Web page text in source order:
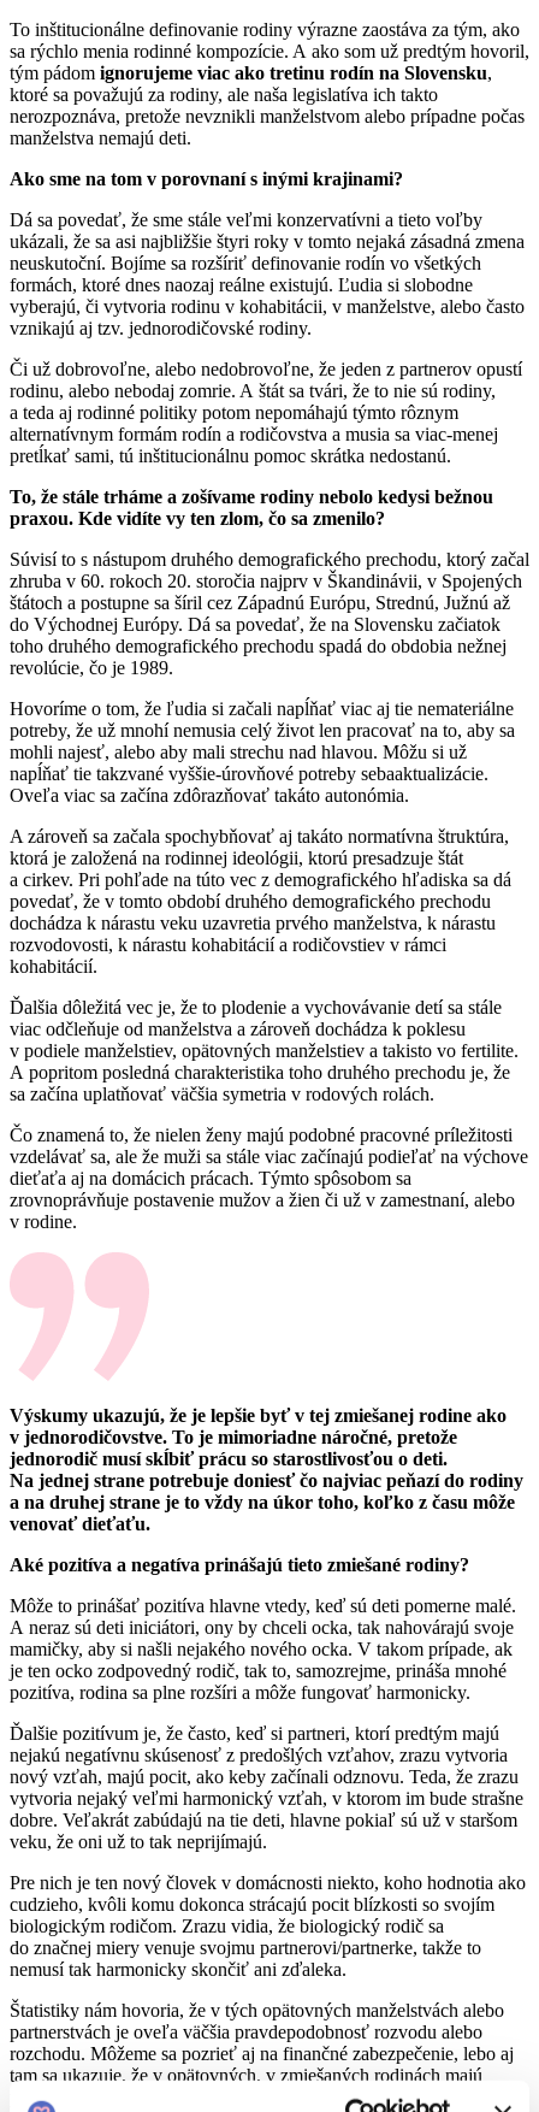
To inštitucionálne definovanie rodiny výrazne zaostáva za tým, ako
sa rýchlo menia rodinné kompozície. A ako som už predtým hovoril,
tým pádom ignorujeme viac ako tretinu rodín na Slovensku,
ktoré sa považujú za rodiny, ale naša legislatíva ich takto
nerozpoznáva, pretože nevznikli manželstvom alebo prípadne počas
manželstva nemajú deti.
Ako sme na tom v porovnaní s inými krajinami?
Dá sa povedať, že sme stále veľmi konzervatívni a tieto voľby
ukázali, že sa asi najbližšie štyri roky v tomto nejaká zásadná zmena
neuskutoční. Bojíme sa rozšíriť definovanie rodín vo všetkých
formách, ktoré dnes naozaj reálne existujú. Ľudia si slobodne
vyberajú, či vytvoria rodinu v kohabitácii, v manželstve, alebo často
vznikajú aj tzv. jednorodičovské rodiny.
Či už dobrovoľne, alebo nedobrovoľne, že jeden z partnerov opustí
rodinu, alebo nebodaj zomrie. A štát sa tvári, že to nie sú rodiny,
a teda aj rodinné politiky potom nepomáhajú týmto rôznym
alternatívnym formám rodín a rodičovstva a musia sa viac-menej
pretĺkať sami, tú inštitucionálnu pomoc skrátka nedostanú.
To, že stále trháme a zošívame rodiny nebolo kedysi bežnou
praxou. Kde vidíte vy ten zlom, čo sa zmenilo?
Súvisí to s nástupom druhého demografického prechodu, ktorý začal
zhruba v 60. rokoch 20. storočia najprv v Škandinávii, v Spojených
štátoch a postupne sa šíril cez Západnú Európu, Strednú, Južnú až
do Východnej Európy. Dá sa povedať, že na Slovensku začiatok
toho druhého demografického prechodu spadá do obdobia nežnej
revolúcie, čo je 1989.
Hovoríme o tom, že ľudia si začali napĺňať viac aj tie nemateriálne
potreby, že už mnohí nemusia celý život len pracovať na to, aby sa
mohli najesť, alebo aby mali strechu nad hlavou. Môžu si už
napĺňať tie takzvané vyššie-úrovňové potreby sebaaktualizácie.
Oveľa viac sa začína zdôrazňovať takáto autonómia.
A zároveň sa začala spochybňovať aj takáto normatívna štruktúra,
ktorá je založená na rodinnej ideológii, ktorú presadzuje štát
a cirkev. Pri pohľade na túto vec z demografického hľadiska sa dá
povedať, že v tomto období druhého demografického prechodu
dochádza k nárastu veku uzavretia prvého manželstva, k nárastu
rozvodovosti, k nárastu kohabitácií a rodičovstiev v rámci
kohabitácií.
Ďalšia dôležitá vec je, že to plodenie a vychovávanie detí sa stále
viac odčleňuje od manželstva a zároveň dochádza k poklesu
v podiele manželstiev, opätovných manželstiev a takisto vo fertilite.
A popritom posledná charakteristika toho druhého prechodu je, že
sa začína uplatňovať väčšia symetria v rodových rolách.
Čo znamená to, že nielen ženy majú podobné pracovné príležitosti
vzdelávať sa, ale že muži sa stále viac začínajú podieľať na výchove
dieťaťa aj na domácich prácach. Týmto spôsobom sa
zrovnoprávňuje postavenie mužov a žien či už v zamestnaní, alebo
v rodine.
Výskumy ukazujú, že je lepšie byť v tej zmiešanej rodine ako
v jednorodičovstve. To je mimoriadne náročné, pretože
jednorodič musí skĺbiť prácu so starostlivosťou o deti.
Na jednej strane potrebuje doniesť čo najviac peňazí do rodiny
a na druhej strane je to vždy na úkor toho, koľko z času môže
venovať dieťaťu.
Aké pozitíva a negatíva prinášajú tieto zmiešané rodiny?
Môže to prinášať pozitíva hlavne vtedy, keď sú deti pomerne malé.
A neraz sú deti iniciátori, ony by chceli ocka, tak nahovárajú svoje
mamičky, aby si našli nejakého nového ocka. V takom prípade, ak
je ten ocko zodpovedný rodič, tak to, samozrejme, prináša mnohé
pozitíva, rodina sa plne rozšíri a môže fungovať harmonicky.
Ďalšie pozitívum je, že často, keď si partneri, ktorí predtým majú
nejakú negatívnu skúsenosť z predošlých vzťahov, zrazu vytvoria
nový vzťah, majú pocit, ako keby začínali odznovu. Teda, že zrazu
vytvoria nejaký veľmi harmonický vzťah, v ktorom im bude strašne
dobre. Veľakrát zabúdajú na tie deti, hlavne pokiaľ sú už v staršom
veku, že oni už to tak neprijímajú.
Pre nich je ten nový človek v domácnosti niekto, koho hodnotia ako
cudzieho, kvôli komu dokonca strácajú pocit blízkosti so svojím
biologickým rodičom. Zrazu vidia, že biologický rodič sa
do značnej miery venuje svojmu partnerovi/partnerke, takže to
nemusí tak harmonicky skončiť ani zďaleka.
Štatistiky nám hovoria, že v tých opätovných manželstvách alebo
partnerstvách je oveľa väčšia pravdepodobnosť rozvodu alebo
rozchodu. Môžeme sa pozrieť aj na finančné zabezpečenie, lebo aj
tam sa ukazuje, že v opätovných, v zmiešaných rodinách majú
partneri menšiu tendenciu zdieľať všetky svoje príjmy spoločne.